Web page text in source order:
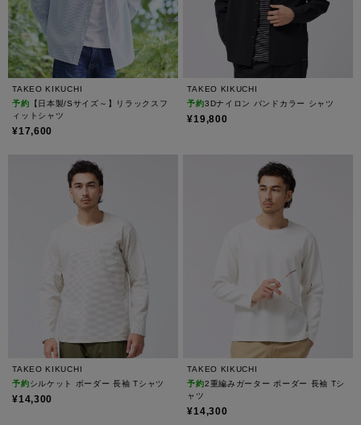
TAKEO KIKUCHI
予約 【日本製/Sサイズ～】リラックスフ
ィットシャツ
¥17,600
TAKEO KIKUCHI
予約3Dナイロン バンドカラー シャツ
¥19,800
TAKEO KIKUCHI
予約シルケット ボーダー 長袖 Tシャツ
¥14,300
TAKEO KIKUCHI
予約2重編みガーター ボーダー 長袖 Tシ
ャツ
¥14,300